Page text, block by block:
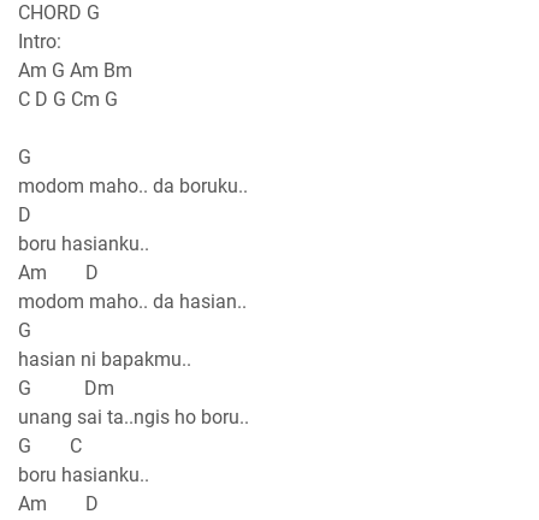
CHORD G
Intro:
Am G Am Bm
C D G Cm G
G
modom maho.. da boruku..
D
boru hasianku..
Am D
modom maho.. da hasian..
G
hasian ni bapakmu..
G Dm
unang sai ta..ngis ho boru..
G C
boru hasianku..
Am D